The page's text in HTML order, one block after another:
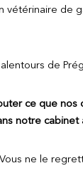
vétérinaire de
de
ce que nos
notre cabinet
ne le